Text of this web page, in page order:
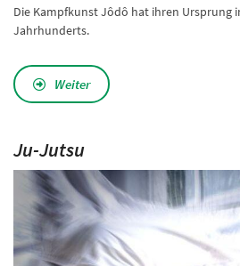
Die Kampfkunst Jôdô hat ihren Ursprung
Jahrhunderts.
Weiter
Ju-Jutsu